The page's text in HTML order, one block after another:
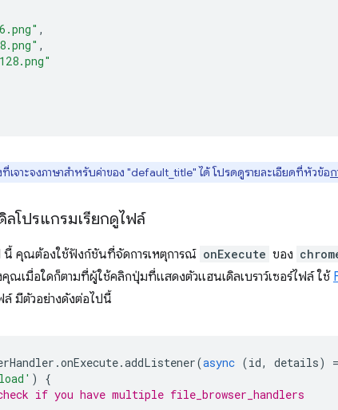
,
,
จาะจงภาษาสำหรับค่าของ "default_title" ได้ โปรดดูรายละเอียดที่หัวข้อ
ลโปรแกรมเรียกดูไฟล์
นี้ คุณต้องใช้ฟังก์ชันที่จัดการเหตุการณ์ onExecute ของ
ณเมื่อใดก็ตามที่ผู้ใช้คลิกปุ่มที่แสดงตัวแฮนเดิลเบราว์เซอร์ไฟล์ ใช้
ล์ มีตัวอย่างดังต่อไปนี้
.onExecute.addListener(async (id, details) =
)
{
if you have multiple file_browser_handlers